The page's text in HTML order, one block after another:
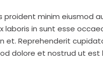
proident minim eiusmod
laboris in sunt esse
et. Reprehenderit
dolore et nostrud ut